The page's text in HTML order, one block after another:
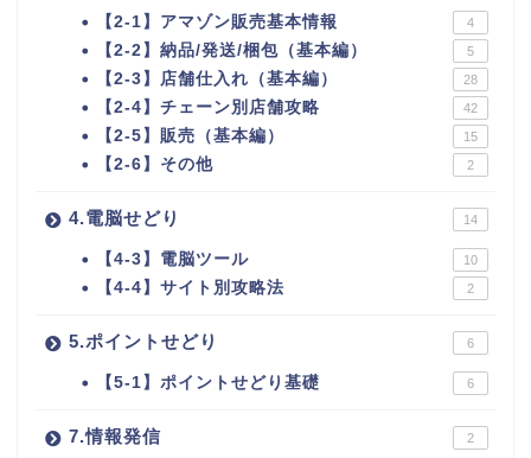
【2-1】アマゾン販売基本情報 4
【2-2】納品/発送/梱包（基本編） 5
【2-3】店舗仕入れ（基本編） 28
【2-4】チェーン別店舗攻略 42
【2-5】販売（基本編） 15
【2-6】その他 2
4.電脳せどり 14
【4-3】電脳ツール 10
【4-4】サイト別攻略法 2
5.ポイントせどり 6
【5-1】ポイントせどり基礎 6
7.情報発信 2